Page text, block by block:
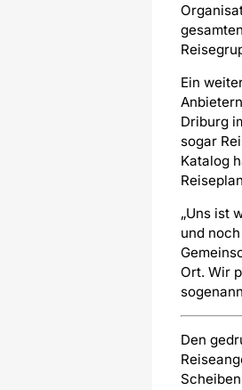
Ein
Driburg
sogar
Katalog
„Uns ist
und
Ort. Wir
Den